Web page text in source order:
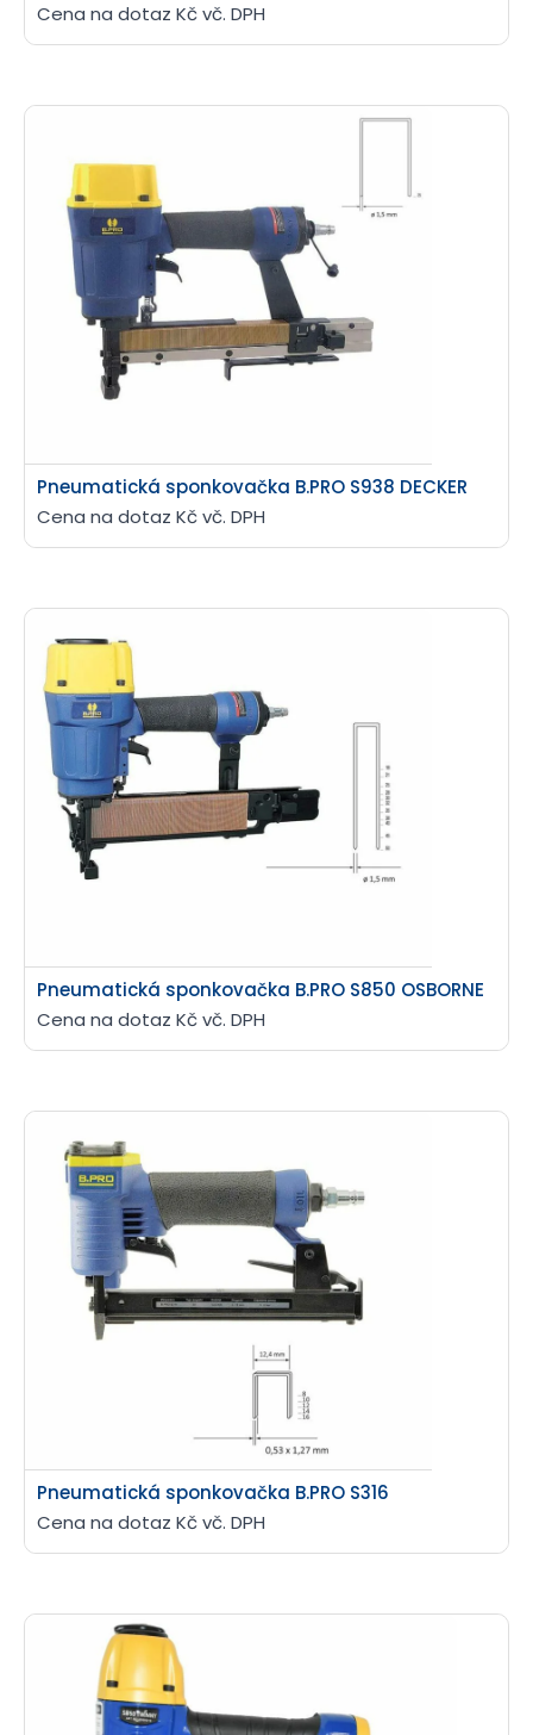
Cena na dotaz Kč vč. DPH
Pneumatická sponkovačka B.PRO S938 DECKER
Cena na dotaz Kč vč. DPH
Pneumatická sponkovačka B.PRO S850 OSBORNE
Cena na dotaz Kč vč. DPH
Pneumatická sponkovačka B.PRO S316
Cena na dotaz Kč vč. DPH